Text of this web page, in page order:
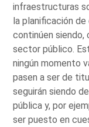
infraestructuras
la planificación
continúen siendo,
sector público.
ningún momento
pasen a ser de
seguirán siendo
pública y, por
ser puesto en